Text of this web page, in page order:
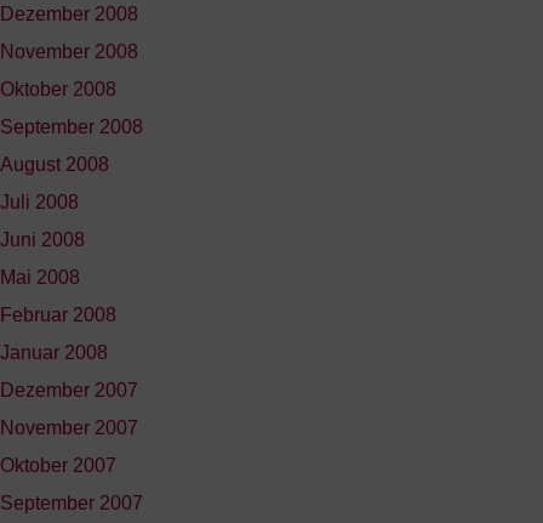
Dezember 2008
November 2008
Oktober 2008
September 2008
August 2008
Juli 2008
Juni 2008
Mai 2008
Februar 2008
Januar 2008
Dezember 2007
November 2007
Oktober 2007
September 2007